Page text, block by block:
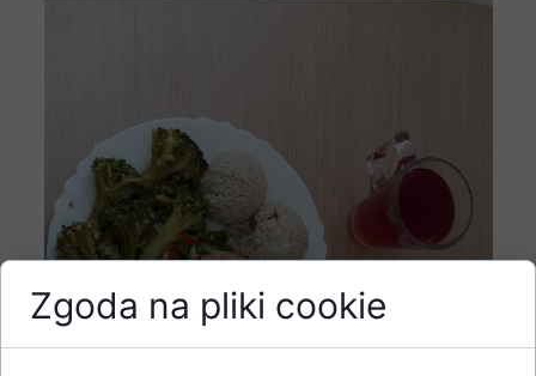
Zgoda na pliki cookie